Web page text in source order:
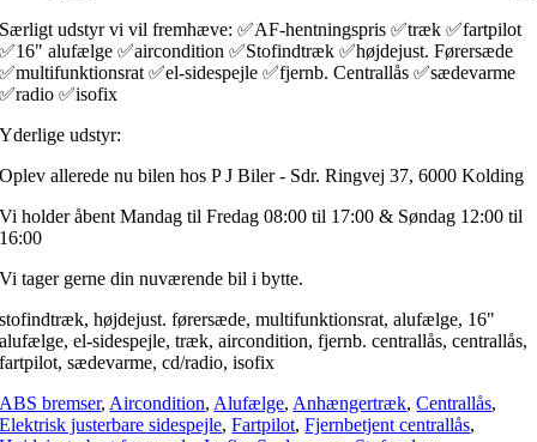
Særligt udstyr vi vil fremhæve: ✅AF-hentningspris ✅træk ✅fartpilot
✅16" alufælge ✅aircondition ✅Stofindtræk ✅højdejust. Førersæde
✅multifunktionsrat ✅el-sidespejle ✅fjernb. Centrallås ✅sædevarme
✅radio ✅isofix
Yderlige udstyr:
Oplev allerede nu bilen hos P J Biler - Sdr. Ringvej 37, 6000 Kolding
Vi holder åbent Mandag til Fredag 08:00 til 17:00 & Søndag 12:00 til
16:00
Vi tager gerne din nuværende bil i bytte.
stofindtræk, højdejust. førersæde, multifunktionsrat, alufælge, 16"
alufælge, el-sidespejle, træk, aircondition, fjernb. centrallås, centrallås,
fartpilot, sædevarme, cd/radio, isofix
ABS bremser, Aircondition, Alufælge, Anhængertræk,Centrallås,
Elektrisk justerbare sidespejle,Fartpilot,Fjernbetjent centrallås,